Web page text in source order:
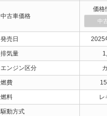
中古車価格
価格
中
発売日 2025
排気量
エンジン区分
燃費
燃料 レ
駆動方式